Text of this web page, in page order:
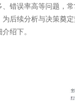
错误率高等问题，常
后续分析与决
绍下。